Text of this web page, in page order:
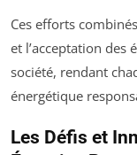
Ces efforts
et l’acceptation des
société, rendant
énergétique
Les Défis et